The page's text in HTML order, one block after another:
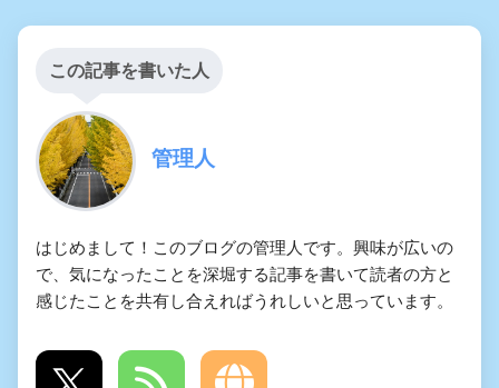
この記事を書いた人
管理人
はじめまして！このブログの管理人です。興味が広いの
で、気になったことを深堀する記事を書いて読者の方と
感じたことを共有し合えればうれしいと思っています。